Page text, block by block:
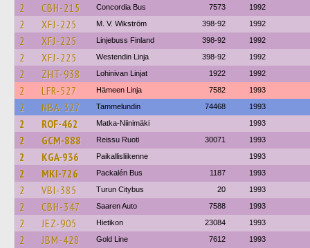
2 CBH-215 Concordia Bus 7573 1992
2 XFJ-225 M. V. Wikström 398-92 1992
2 XFJ-225 Linjebuss Finland 398-92 1992
2 XFJ-225 Westendin Linja 398-92 1992
2 ZHT-938 Lohinivan Linjat 1922 1992
2 LFR-527 Hämeen Linja 7582 1993
2 NBA-327 Tammelundin 74468 1993
2 ROF-462 Matka-Niinimäki 1993
2 GCM-888 Reissu Ruoti 30071 1993
2 KGA-936 Paikallisliikenne 1993
2 MKI-726 Packalén Bus 1187 1993
2 VBI-385 Turun Citybus 20 1993
2 CBH-347 Saaren Auto 7588 1993
2 JEZ-905 Hietikon 23084 1993
2 JBM-428 Gold Line 7612 1993